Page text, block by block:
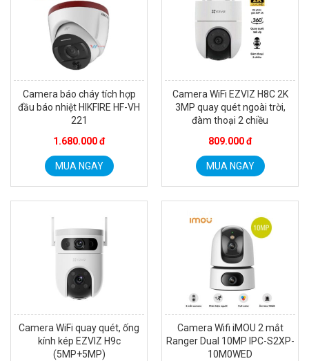
Camera báo cháy tích hợp
đầu báo nhiệt HIKFIRE HF-VH
221
1.680.000 đ
MUA NGAY
Camera WiFi EZVIZ H8C 2K
3MP quay quét ngoài trời,
đàm thoại 2 chiều
809.000 đ
MUA NGAY
Camera WiFi quay quét, ống
kính kép EZVIZ H9c
(5MP+5MP)
Camera Wifi iMOU 2 mắt
Ranger Dual 10MP IPC-S2XP-
10M0WED